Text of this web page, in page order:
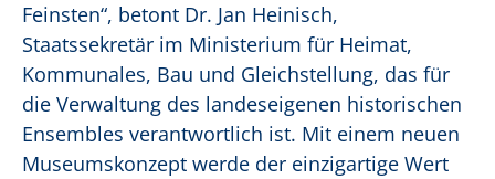
Feinsten“, betont Dr. Jan Heinisch,
Staatssekretär im Ministerium für Heimat,
Kommunales, Bau und Gleichstellung, das für
die Verwaltung des landeseigenen historischen
Ensembles verantwortlich ist. Mit einem neuen
Museumskonzept werde der einzigartige Wert